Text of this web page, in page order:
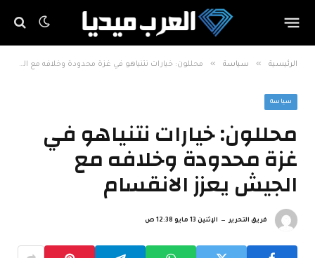
الرئيسية » سياسة » محللون: خيارات نتنياهو في غزة محدودة وخلافه مع الجيش يعزز الانقسام
سياسة
محللون: خيارات نتنياهو في
غزة محدودة وخلافه مع
الجيش يعزز الانقسام
فريق التحرير الإثنين 13 مايو 12:38 ص